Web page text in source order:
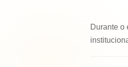
Durante o